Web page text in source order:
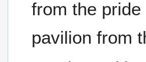
from the
pavilion from